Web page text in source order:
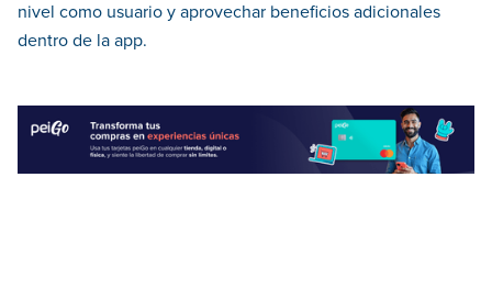
nivel como usuario y aprovechar beneficios adicionales
dentro de la app.